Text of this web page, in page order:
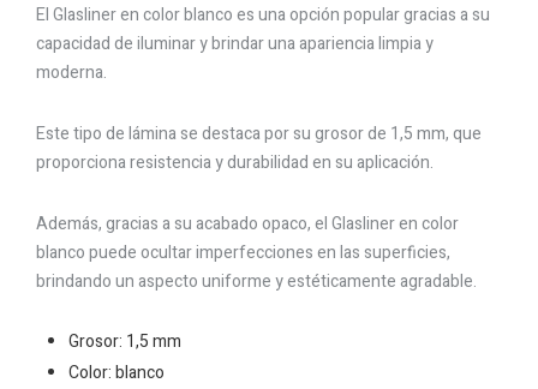
El Glasliner en color blanco es una opción popular gracias a su
capacidad de iluminar y brindar una apariencia limpia y
moderna.
Este tipo de lámina se destaca por su grosor de 1,5 mm, que
proporciona resistencia y durabilidad en su aplicación.
Además, gracias a su acabado opaco, el Glasliner en color
blanco puede ocultar imperfecciones en las superficies,
brindando un aspecto uniforme y estéticamente agradable.
Grosor: 1,5 mm
Color: blanco